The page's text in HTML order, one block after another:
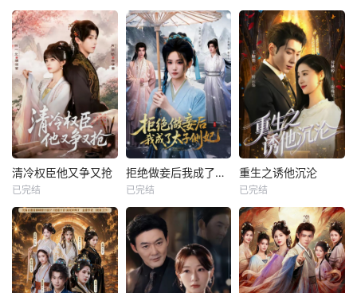
清冷权臣他又争又抢
已完结
拒绝做妾后我成了太子侧妃
已完结
重生之诱他沉沦
已完结